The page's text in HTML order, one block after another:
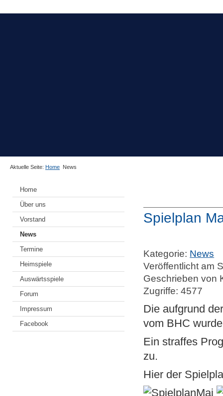
Aktuelle Seite: Home News
Home
Über uns
Vorstand
News
Termine
Heimspiele
Auswärtsspiele
Forum
Impressum
Facebook
Spielplan
Kategorie: News
Veröffentlicht am
Geschrieben von
Zugriffe: 4577
Die aufgrund
vom BHC
Ein straffes
zu.
Hier der